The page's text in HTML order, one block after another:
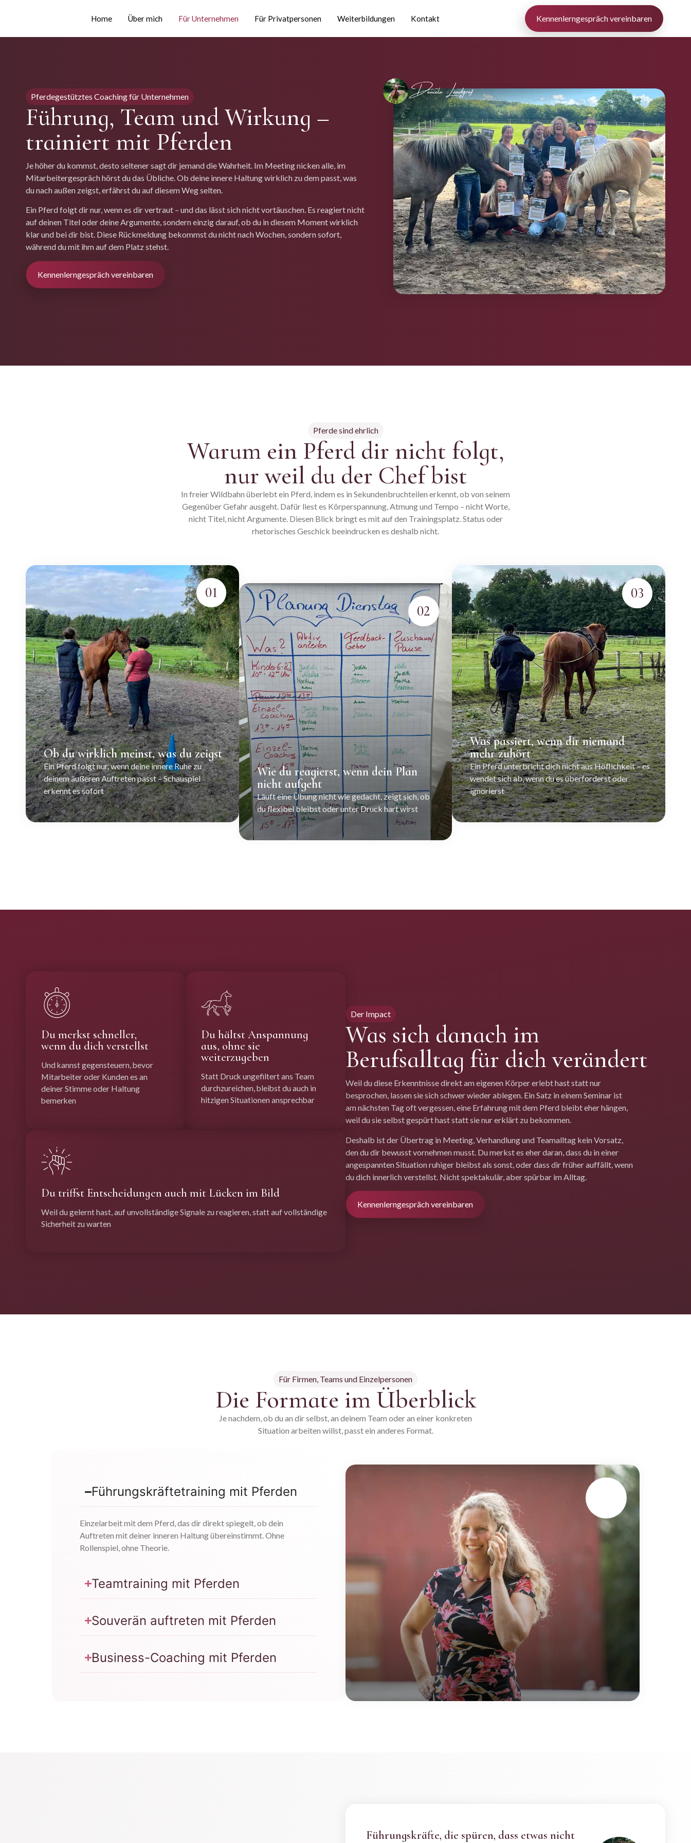
Home Über mich Für Unternehmen Für Privatpersonen Weiterbildungen Kontakt Kennenlerngespräch vereinbaren
Pferdegestütztes Coaching für Unternehmen
Führung, Team und Wirkung –
trainiert mit Pferden
Je höher du kommst, desto seltener sagt dir jemand die Wahrheit. Im Meeting nicken alle, im
Mitarbeitergespräch hörst du das Übliche. Ob deine innere Haltung wirklich zu dem passt, was
du nach außen zeigst, erfährst du auf diesem Weg selten.
Ein Pferd folgt dir nur, wenn es dir vertraut – und das lässt sich nicht vortäuschen. Es reagiert nicht
auf deinen Titel oder deine Argumente, sondern einzig darauf, ob du in diesem Moment wirklich
klar und bei dir bist. Diese Rückmeldung bekommst du nicht nach Wochen, sondern sofort,
während du mit ihm auf dem Platz stehst.
Kennenlerngespräch vereinbaren
Pferde sind ehrlich
Warum ein Pferd dir nicht folgt,
nur weil du der Chef bist
In freier Wildbahn überlebt ein Pferd, indem es in Sekundenbruchteilen erkennt, ob von seinem
Gegenüber Gefahr ausgeht. Dafür liest es Körperspannung, Atmung und Tempo – nicht Worte,
nicht Titel, nicht Argumente. Diesen Blick bringt es mit auf den Trainingsplatz. Status oder
rhetorisches Geschick beeindrucken es deshalb nicht.
01
Ob du wirklich meinst, was du zeigst
Ein Pferd folgt nur, wenn deine innere Ruhe zu
deinem äußeren Auftreten passt – Schauspiel
erkennt es sofort
02
Wie du reagierst, wenn dein Plan
nicht aufgeht
Läuft eine Übung nicht wie gedacht, zeigt sich, ob
du flexibel bleibst oder unter Druck hart wirst
03
Was passiert, wenn dir niemand
mehr zuhört
Ein Pferd unterbricht dich nicht aus Höflichkeit – es
wendet sich ab, wenn du es überforderst oder
ignorierst
Der Impact
Was sich danach im
Berufsalltag für dich verändert
Weil du diese Erkenntnisse direkt am eigenen Körper erlebt hast statt nur
besprochen, lassen sie sich schwer wieder ablegen. Ein Satz in einem Seminar ist
am nächsten Tag oft vergessen, eine Erfahrung mit dem Pferd bleibt eher hängen,
weil du sie selbst gespürt hast statt sie nur erklärt zu bekommen.
Deshalb ist der Übertrag in Meeting, Verhandlung und Teamalltag kein Vorsatz,
den du dir bewusst vornehmen musst. Du merkst es eher daran, dass du in einer
angespannten Situation ruhiger bleibst als sonst, oder dass dir früher auffällt, wenn
du dich innerlich verstellst. Nicht spektakulär, aber spürbar im Alltag.
Kennenlerngespräch vereinbaren
Du merkst schneller,
wenn du dich verstellst
Und kannst gegensteuern, bevor
Mitarbeiter oder Kunden es an
deiner Stimme oder Haltung
bemerken
Du hältst Anspannung
aus, ohne sie
weiterzugeben
Statt Druck ungefiltert ans Team
durchzureichen, bleibst du auch in
hitzigen Situationen ansprechbar
Du triffst Entscheidungen auch mit Lücken im Bild
Weil du gelernt hast, auf unvollständige Signale zu reagieren, statt auf vollständige
Sicherheit zu warten
Für Firmen, Teams und Einzelpersonen
Die Formate im Überblick
Je nachdem, ob du an dir selbst, an deinem Team oder an einer konkreten
Situation arbeiten willst, passt ein anderes Format.
Führungskräftetraining mit Pferden
Einzelarbeit mit dem Pferd, das dir direkt spiegelt, ob dein
Auftreten mit deiner inneren Haltung übereinstimmt. Ohne
Rollenspiel, ohne Theorie.
Teamtraining mit Pferden
Souverän auftreten mit Pferden
Business-Coaching mit Pferden
Führungskräfte, die spüren, dass etwas nicht